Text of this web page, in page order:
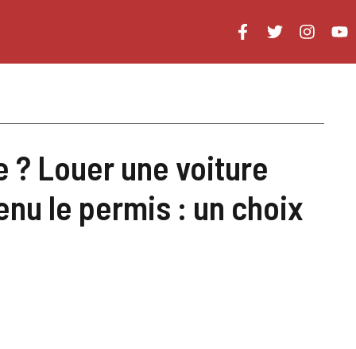
? Louer une voiture
le permis : un choix